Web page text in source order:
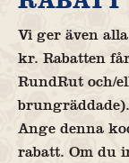
Vi ger även
kr. Rabatten
RundRut och/
Ange denna
rabatt. Om du